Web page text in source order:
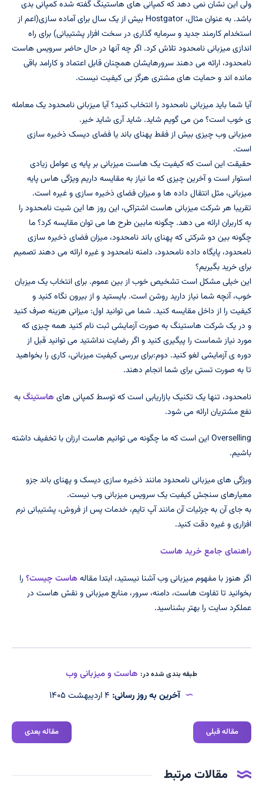
ولی این نشان نمی دهد که کمپانی های هاستینگ گفته شده کمپانی بدی
باشد. به عنوان مثال، Hostgator بیش از یک سال برای آماده سازی(اعم از
استخدام کارمند جدید و سرمایه گذاری در سخت افزار پشتیبانی) برای راه
اندازی میزبانی نامحدود تلاش کرد. اگر چه آنها در حال حاضر سرویس هاست
نامحدود، ارائه می دهند سرورهایشان همچنان قابل اعتماد و کارامد باقی
مانده اند و حمایت های مشتری هرگز بی کیفیت نیست.
آیا شما باید میزبانی نامحدود را انتخاب کنید؟ آیا میزبانی نامحدود یک معامله
ی خوب است؟ من می گویم شاید. شاید آری شاید خیر.
میزبانی وب چیزی بیش از فقط پهنای باند یا فضای دیسک ذخیره سازی
است.
حقیقت این است که کیفیت یک هاست میزبانی بر پایه ی عوامل زیادی
استوار است و آخرین چیزی که ما نیاز به مقایسه داریم ویژگی هاس پایه
میزبانی، مثل انتقال داده ها و میزان فضای ذخیره سازی و غیره است.
تقریبا هر شرکت میزبانی هاست اشتراکی، این روز ها این شیت نامحدود را
به کاربران ارائه می دهد. چگونه مابین طرح ها می توان مقایسه کرد؟ ما
چگونه بین دو شرکتی که پهنای باند نامحدود، میزان فضای ذخیره سازی
نامحدود، پایگاه داده نامحدود، دامنه نامحدود و غیره ارائه می دهند تصمیم
برای خرید بگیریم؟
این خیلی مشکل است تشخیص خوب از بین عموم. برای انتخاب یک میزبان
خوب، آنچه شما نیاز دارید روشن است. بایستید و از بیرون نگاه کنید و
کیفیت را از داخل مقایسه کنید. شما می توانید اول: میزانی هزینه صرف کنید
و در یک شرکت هاستینگ به صورت آزمایشی ثبت نام کنید همه چیزی که
مورد نیاز شماست را پیگیری کنید و اگر رضایت نداشتید می توانید قبل از
دوره ی آزمایشی لغو کنید. دوم:برای بررسی کیفیت میزبانی، کاری را بخواهید
تا به صورت تستی برای شما انجام دهند.
نامحدود، تنها یک تکنیک بازاریابی است که توسط کمپانی هایهاستینگبه
نفع مشتریان ارائه می شود.
Overselling این است که ما چگونه می توانیم هاست ارزان با تخفیف داشته
باشیم.
ویژگی های میزبانی نامحدود مانند ذخیره سازی دیسک و پهنای باند جزو
معیارهای سنجش کیفیت یک سرویس میزبانی وب نیست.
به جای آن به جزئیات آن مانند آپ تایم، خدمات پس از فروش، پشتیبانی نرم
افزاری و غیره دقت کنید.
راهنمای جامع خرید هاست
اگر هنوز با مفهوم میزبانی وب آشنا نیستید، ابتدا مقالههاست چیست؟ را
بخوانید تا تفاوت هاست، دامنه، سرور، منابع میزبانی و نقش هاست در
عملکرد سایت را بهتر بشناسید.
طبقه بندی شده در: هاست و میزبانی وب
آخرین به روز رسانی:
مقاله قبلی مقاله بعدی
مقالات مرتبط